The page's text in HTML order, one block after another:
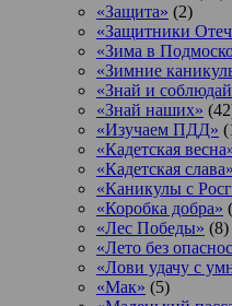
«Защита» (2)
«Защитники
«Зима в
«Зимние
«Знай и
«Знай наших»
«Изучаем ПДД»
«Кадетская
«Кадетская слава»
«Каникулы с
«Коробка добра»
«Лес Победы» (8)
«Лето без
«Лови удачу с
«Мак» (5)